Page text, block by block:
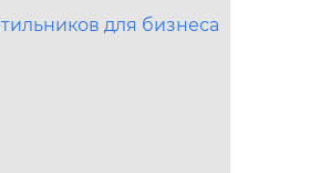
для бизнеса